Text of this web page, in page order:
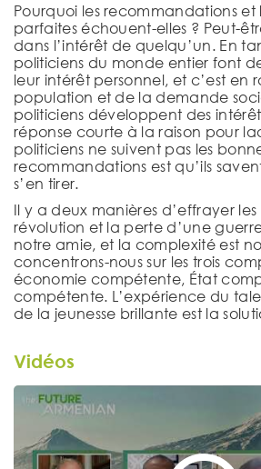
Pourquoi les recommandations et
parfaites échouent-elles ? Peut-
dans l’intérêt de quelqu’un. En
politiciens du monde entier font
leur intérêt personnel, et c’est en
population et de la demande
politiciens développent des
réponse courte à la raison pour
politiciens ne suivent pas les
recommandations est qu’ils
s’en tirer.
Il y a deux manières d’effrayer les
révolution et la perte d’une
notre amie, et la complexité est
concentrons-nous sur les trois
économie compétente, État
compétente. L’expérience du
de la jeunesse brillante est la
Vidéos